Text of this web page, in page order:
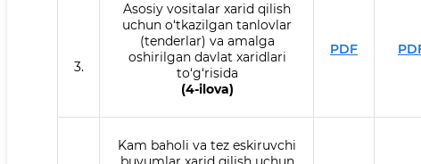
3.
Asosiy vositalar xarid qilish
uchun o‘tkazilgan tanlovlar
(tenderlar) va amalga
oshirilgan davlat xaridlari
to‘g‘risida
(4-ilova)
PDF
Kam baholi va tez eskiruvchi